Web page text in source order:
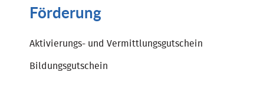
Förderung
Aktivierungs- und Vermittlungsgutschein
Bildungsgutschein